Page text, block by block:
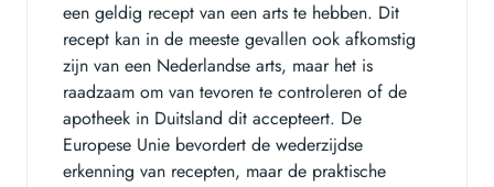
een geldig recept van een arts te hebben. Dit
recept kan in de meeste gevallen ook afkomstig
zijn van een Nederlandse arts, maar het is
raadzaam om van tevoren te controleren of de
apotheek in Duitsland dit accepteert. De
Europese Unie bevordert de wederzijdse
erkenning van recepten, maar de praktische